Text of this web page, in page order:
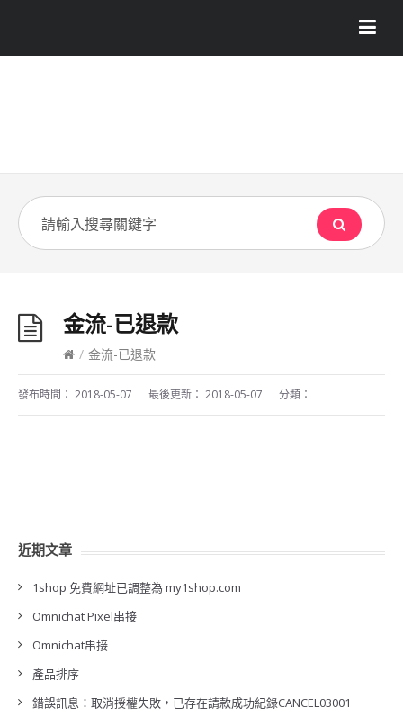
金流-已退款
/ 金流-已退款
發布時間： 2018-05-07 最後更新： 2018-05-07 分類：
近期文章
1shop 免費網址已調整為 my1shop.com
Omnichat Pixel串接
Omnichat串接
產品排序
錯誤訊息：取消授權失敗，已存在請款成功紀錄CANCEL03001